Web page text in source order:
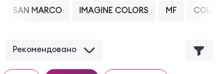
Рекомендовано
SAN MARCO IMAGINE COLORS MF